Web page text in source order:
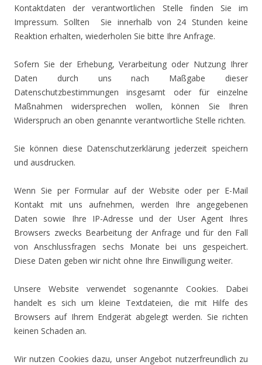
Kontaktdaten der verantwortlichen Stelle finden Sie im
Impressum. Sollten Sie innerhalb von 24 Stunden keine
Reaktion erhalten, wiederholen Sie bitte Ihre Anfrage.
Sofern Sie der Erhebung, Verarbeitung oder Nutzung Ihrer
Daten durch uns nach Maßgabe dieser
Datenschutzbestimmungen insgesamt oder für einzelne
Maßnahmen widersprechen wollen, können Sie Ihren
Widerspruch an oben genannte verantwortliche Stelle richten.
Sie können diese Datenschutzerklärung jederzeit speichern
und ausdrucken.
Wenn Sie per Formular auf der Website oder per E-Mail
Kontakt mit uns aufnehmen, werden Ihre angegebenen
Daten sowie Ihre IP-Adresse und der User Agent Ihres
Browsers zwecks Bearbeitung der Anfrage und für den Fall
von Anschlussfragen sechs Monate bei uns gespeichert.
Diese Daten geben wir nicht ohne Ihre Einwilligung weiter.
Unsere Website verwendet sogenannte Cookies. Dabei
handelt es sich um kleine Textdateien, die mit Hilfe des
Browsers auf Ihrem Endgerät abgelegt werden. Sie richten
keinen Schaden an.
Wir nutzen Cookies dazu, unser Angebot nutzerfreundlich zu